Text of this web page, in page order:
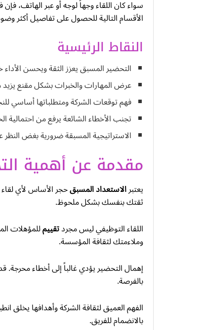
سواء كان اللقاء وجهاً لوجه أو عبر الهاتف،
الأقسام التالية للحصول على تفاصيل أكثر
النقاط الرئيسية
التحضير المسبق يعزز الثقة ويحسن الأداء
عرض المهارات والخبرات بشكل مقنع
فهم توقعات الشركة ومتطلباتها أساسي
تجنب الأخطاء الشائعة يرفع من احتمالية
الاستراتيجية المسبقة ضرورية بغض النظر
مقدمة عن أهمية
يعتبرالاستعداد المسبقحجر الأساس لأي
ثقتك بنفسك بشكل ملحوظ.
اللقاء التوظيفي ليس مجردتقييمللمؤهلات
وملاءمتك لثقافة المؤسسة.
إهمال التحضير يؤدي غالباً إلى أخطاء
بالفرصة.
الفهم العميق لثقافة الشركة وأهدافها يخلق
بالانضمام للفريق.